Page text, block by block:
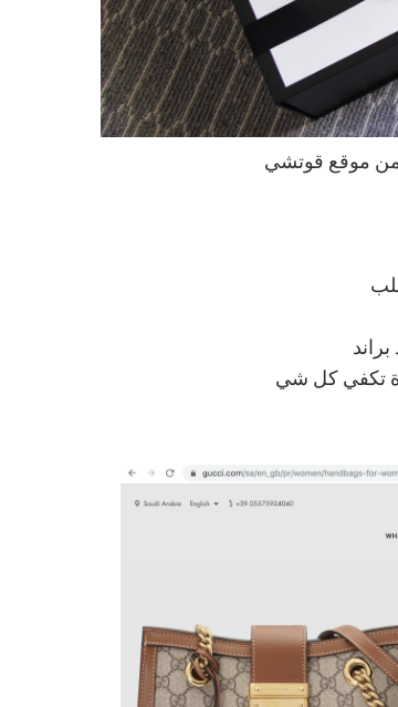
من موقع قوتشي
تكفي كل شي